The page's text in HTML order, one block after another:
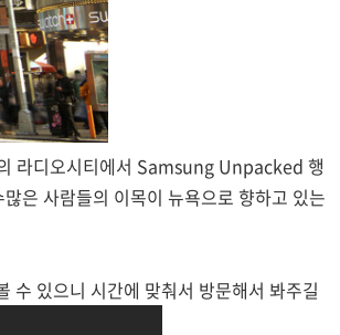
라디오시티에서 Samsung Unpacked 행
은 사람들의 이목이 뉴욕으로 향하고 있는
수 있으니 시간에 맞춰서 방문해서 봐주길